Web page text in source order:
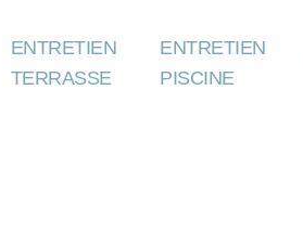
ENTRETIEN
TERRASSE
ENTRETIEN
PISCINE